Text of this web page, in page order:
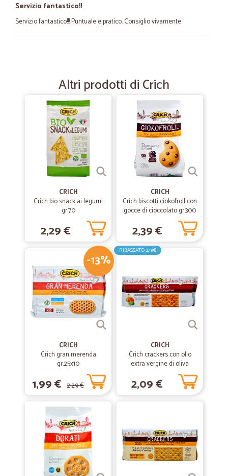
Servizio fantastico!!
Servizio fantastico!!! Puntuale e pratico. Consiglio vivamente
Sono rimasta stupita dalla precisione e cura con cui vengono
—Claudio maria M.
Acquisti facili
Acquisti facili, buoni prodotti, ottima spedizione.
—Claudio T.
Servizio impeccabile
Carola B.
Fornitore da consigliare
Servizio preciso e affidabile, imballo ottimo
22/12/2019
—Marika C.
Arrivato tutto come previsto
Arrivato tutto come previsto. Farò sicuramente ancora acquisti
22/11/2019
—Sergio B.
Spedizione tutto ok
11/12/2018
—Davide R.
Ottimo sito
Altri prodotti di Crich
CRICH
Crich bio snack ai legumi
gr.70
2,29 €
CRICH
Crich biscotti ciokofroll con
gocce di cioccolato gr.300
2,39 €
-13%
CRICH
Crich gran merenda
gr.25x10
1,99 € 2,29 €
RIBASSATO2,19€
CRICH
Crich crackers con olio
extra vergine di oliva
pomodoro e basilico gr.250
2,09 €